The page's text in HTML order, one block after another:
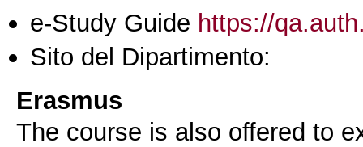
e-Study Guide https://
Sito del Dipartimento:
Erasmus
The course is also offered to